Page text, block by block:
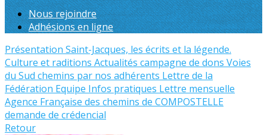
Nous rejoindre
Adhésions en ligne
Présentation Saint-Jacques, les écrits et la légende.
Culture et raditions Actualités campagne de dons Voies
du Sud chemins par nos adhérents Lettre de la
Fédération Equipe Infos pratiques Lettre mensuelle
Agence Française des chemins de COMPOSTELLE
demande de crédencial
Retour